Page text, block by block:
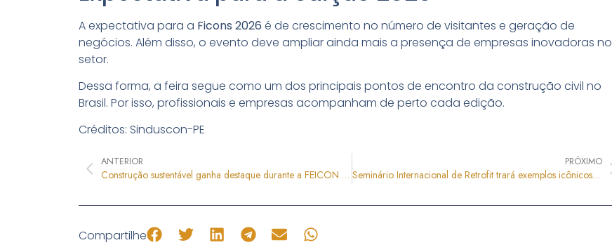
A expectativa para a Ficons 2026 é de crescimento no número de visitantes e geração de
negócios. Além disso, o evento deve ampliar ainda mais a presença de empresas inovadoras no
setor.
Dessa forma, a feira segue como um dos principais pontos de encontro da construção civil no
Brasil. Por isso, profissionais e empresas acompanham de perto cada edição.
Créditos: Sinduscon-PE
ANTERIOR
Construção sustentável ganha destaque durante a FEICON 2026
PRÓXIMO
Seminário Internacional de Retrofit trará exemplos icônicos de Paris e Londres para São Paulo
Compartilhe